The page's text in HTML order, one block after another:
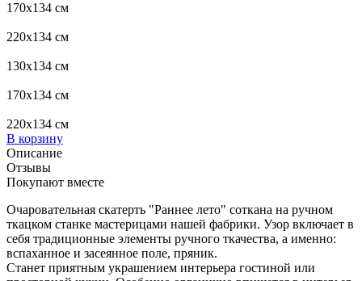
170x134 см
220x134 см
130x134 см
170x134 см
220x134 см
В корзину
Описание
Отзывы
Покупают вместе
Очаровательная скатерть "Раннее лето" соткана на ручном
ткацком станке мастерицами нашей фабрики. Узор включает в
себя традиционные элементы ручного ткачества, а именно:
вспаханное и засеянное поле, пряник.
Станет приятным украшением интерьера гостиной или